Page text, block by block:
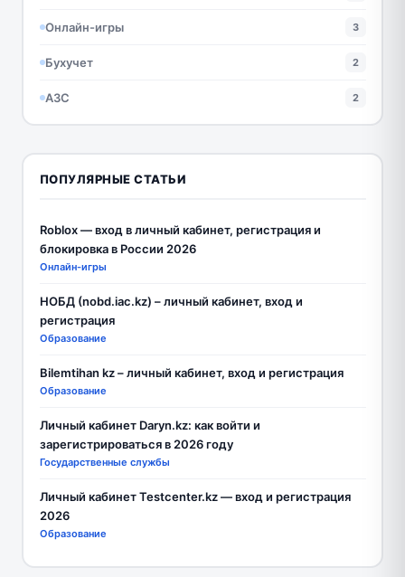
Онлайн-игры 3
Бухучет 2
АЗС 2
ПОПУЛЯРНЫЕ СТАТЬИ
Roblox — вход в личный кабинет, регистрация и
блокировка в России 2026
Онлайн-игры
НОБД (nobd.iac.kz) – личный кабинет, вход и
регистрация
Образование
Bilemtihan kz – личный кабинет, вход и регистрация
Образование
Личный кабинет Daryn.kz: как войти и
зарегистрироваться в 2026 году
Государственные службы
Личный кабинет Testcenter.kz — вход и регистрация
2026
Образование